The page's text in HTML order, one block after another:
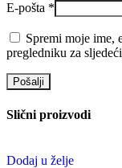
E-pošta *
Spremi moje ime,
pregledniku za
Slični proizvodi
Dodaj u želje